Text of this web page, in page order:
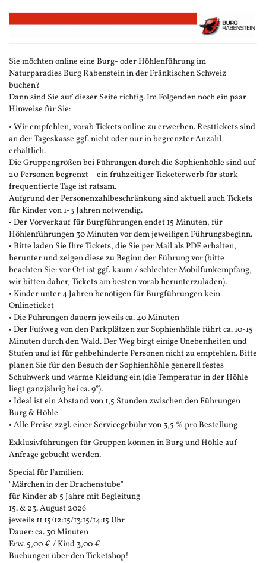
Zum
Haupt-
Sie möchten online eine Burg- oder Höhlenführung im
Naturparadies Burg Rabenstein in der Fränkischen Schweiz
buchen?
Dann sind Sie auf dieser Seite richtig. Im Folgenden noch ein paar
Hinweise für Sie:
• Wir empfehlen, vorab Tickets online zu erwerben. Resttickets sind
an der Tageskasse ggf. nicht oder nur in begrenzter Anzahl
erhältlich.
Die Gruppengrößen bei Führungen durch die Sophienhöhle sind auf
20 Personen begrenzt – ein frühzeitiger Ticketerwerb für stark
frequentierte Tage ist ratsam.
Aufgrund der Personenzahlbeschränkung sind aktuell auch Tickets
für Kinder von 1-3 Jahren notwendig.
• Der Vorverkauf für Burgführungen endet 15 Minuten, für
Höhlenführungen 30 Minuten vor dem jeweiligen Führungsbeginn.
• Bitte laden Sie Ihre Tickets, die Sie per Mail als PDF erhalten,
herunter und zeigen diese zu Beginn der Führung vor (bitte
beachten Sie: vor Ort ist ggf. kaum / schlechter Mobilfunkempfang,
wir bitten daher, Tickets am besten vorab herunterzuladen).
• Kinder unter 4 Jahren benötigen für Burgführungen kein
Onlineticket
• Die Führungen dauern jeweils ca. 40 Minuten
• Der Fußweg von den Parkplätzen zur Sophienhöhle führt ca. 10-15
Minuten durch den Wald. Der Weg birgt einige Unebenheiten und
Stufen und ist für gehbehinderte Personen nicht zu empfehlen. Bitte
planen Sie für den Besuch der Sophienhöhle generell festes
Schuhwerk und warme Kleidung ein (die Temperatur in der Höhle
liegt ganzjährig bei ca. 9°).
• Ideal ist ein Abstand von 1,5 Stunden zwischen den Führungen
Burg & Höhle
• Alle Preise zzgl. einer Servicegebühr von 3,5 % pro Bestellung
Exklusivführungen für Gruppen können in Burg und Höhle auf
Anfrage gebucht werden.
Special für Familien:
"Märchen in der Drachenstube"
für Kinder ab 5 Jahre mit Begleitung
15. & 23. August 2026
jeweils 11:15/12:15/13:15/14:15 Uhr
Dauer: ca. 30 Minuten
Erw. 5,00 € / Kind 3,00 €
Buchungen über den Ticketshop!